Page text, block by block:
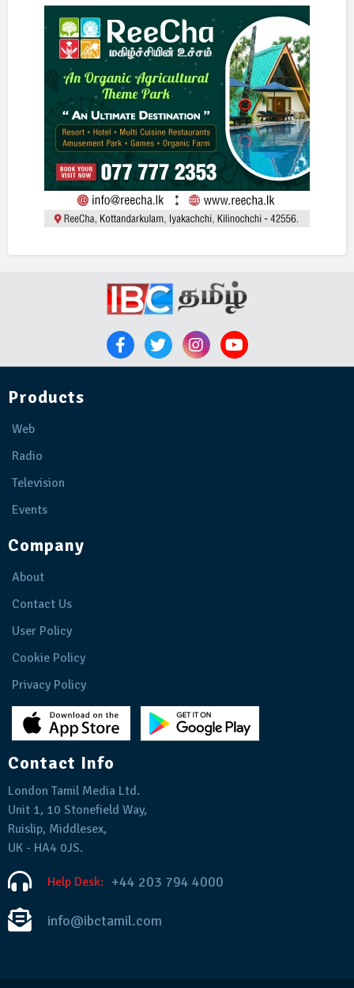
Products
Web
Radio
Television
Events
Company
About
Contact Us
User Policy
Cookie Policy
Privacy Policy
Contact Info
London Tamil Media Ltd.
Unit 1, 10 Stonefield Way,
Ruislip, Middlesex,
UK - HA4 0JS.
Help Desk: +44 203 794 4000
info@ibctamil.com